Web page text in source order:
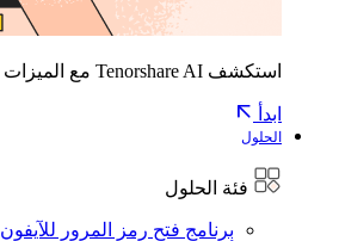
استكشف Tenorshare AI مع الميزات الجديدة المذهلة
ابدأ
الحلول
فئة الحلول
برنامج فتح رمز المرور للآيفون